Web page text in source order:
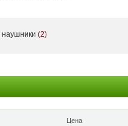
отличалась бескомпромиссным
(2)
Цена